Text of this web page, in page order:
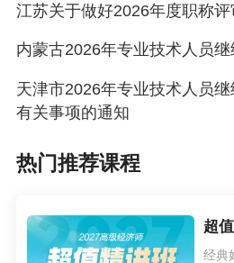
所申报职称的系列、专业一
3．事业单位工作人员适用本
级职称，可不受单位岗位结
（三）主管部门审核。自治
区市人力资源社会保障部门
人单位履行主管部门相应职
报人员按属地原则，由注册
江苏关于做好2026年度职称
内蒙古2026年专业技术人员
天津市2026年专业技术人员
有关事项的通知
热门推荐课程
超
经典